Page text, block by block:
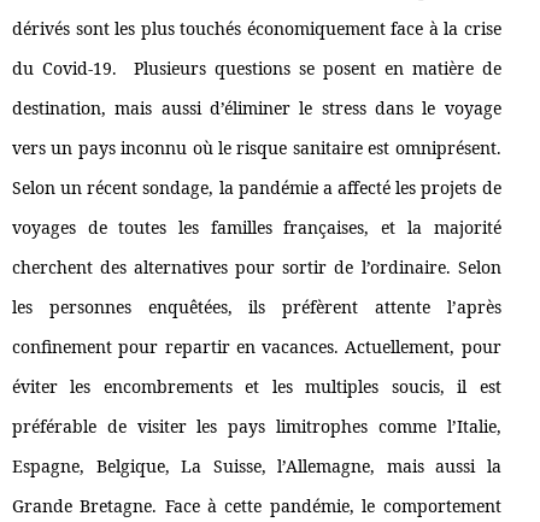
dérivés sont les plus touchés économiquement face à la crise
du Covid-19. Plusieurs questions se posent en matière de
destination, mais aussi d’éliminer le stress dans le voyage
vers un pays inconnu où le risque sanitaire est omniprésent.
Selon un récent sondage, la pandémie a affecté les projets de
voyages de toutes les familles françaises, et la majorité
cherchent des alternatives pour sortir de l’ordinaire. Selon
les personnes enquêtées, ils préfèrent attente l’après
confinement pour repartir en vacances. Actuellement, pour
éviter les encombrements et les multiples soucis, il est
préférable de visiter les pays limitrophes comme l’Italie,
Espagne, Belgique, La Suisse, l’Allemagne, mais aussi la
Grande Bretagne. Face à cette pandémie, le comportement